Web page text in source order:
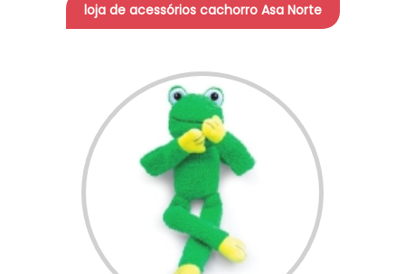
loja de acessórios cachorro Asa Norte